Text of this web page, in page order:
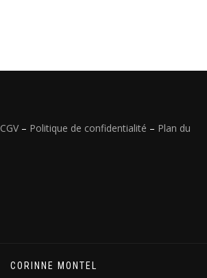
CGV– Politique de confidentialité – Plan du
CORINNE MONTEL